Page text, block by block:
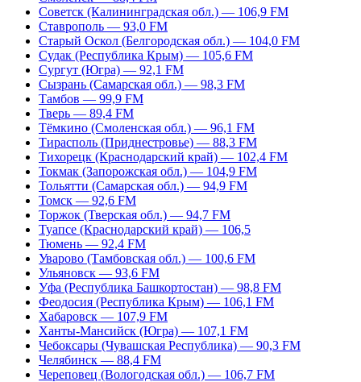
Советск (Калининградская обл.) — 106,9 FM
Ставрополь — 93,0 FM
Старый Оскол (Белгородская обл.) — 104,0 FM
Судак (Республика Крым) — 105,6 FM
Сургут (Югра) — 92,1 FM
Сызрань (Самарская обл.) — 98,3 FM
Тамбов — 99,9 FM
Тверь — 89,4 FM
Тёмкино (Смоленская обл.) — 96,1 FM
Тирасполь (Приднестровье) — 88,3 FM
Тихорецк (Краснодарский край) — 102,4 FM
Токмак (Запорожская обл.) — 104,9 FM
Тольятти (Самарская обл.) — 94,9 FM
Томск — 92,6 FM
Торжок (Тверская обл.) — 94,7 FM
Туапсе (Краснодарский край) — 106,5
Тюмень — 92,4 FM
Уварово (Тамбовская обл.) — 100,6 FM
Ульяновск — 93,6 FM
Уфа (Республика Башкортостан) — 98,8 FM
Феодосия (Республика Крым) — 106,1 FM
Хабаровск — 107,9 FM
Ханты-Мансийск (Югра) — 107,1 FM
Чебоксары (Чувашская Республика) — 90,3 FM
Челябинск — 88,4 FM
Череповец (Вологодская обл.) — 106,7 FM